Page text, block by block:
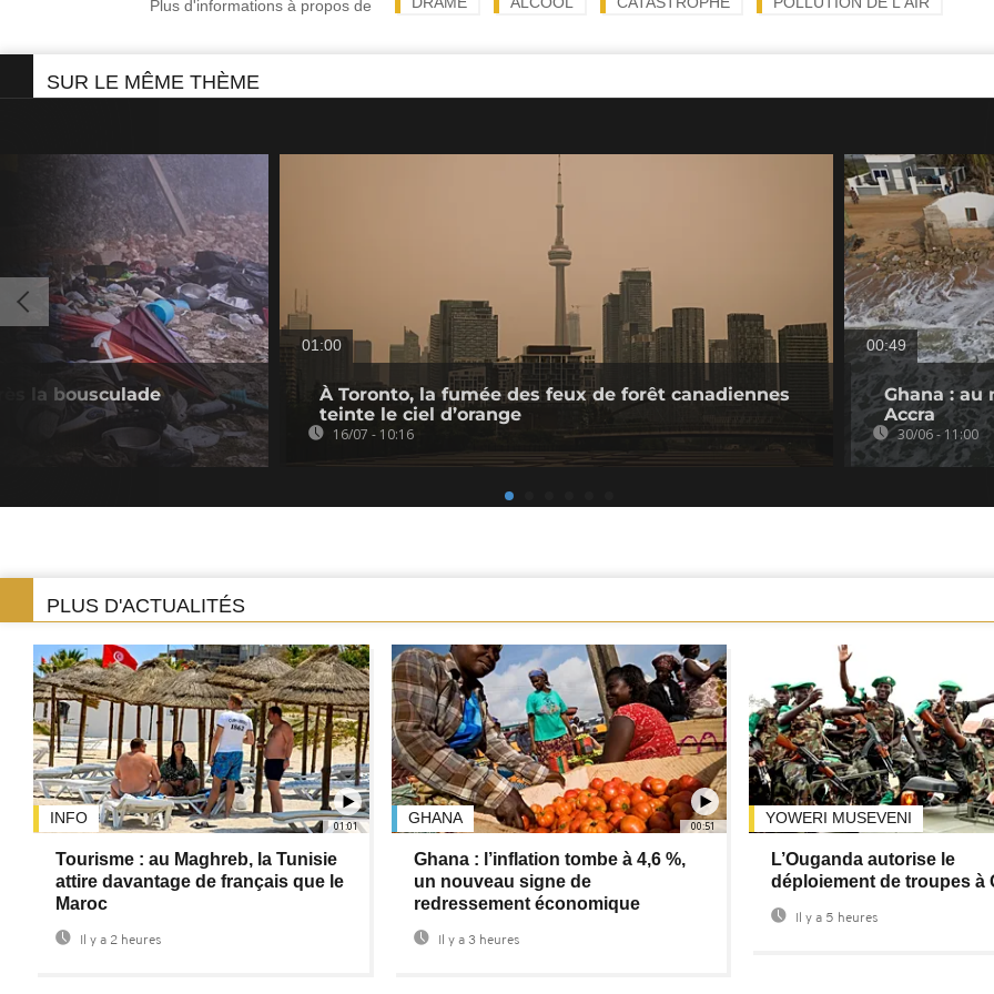
Plus d'informations à propos de
SUR LE MÊME THÈME
la bousculade
01:00
À Toronto, la fumée des feux de forêt canadiennes
teinte le ciel d’orange
16/07 - 10:16
00:49
Ghana : au
Accra
30/06 - 11:00
PLUS D'ACTUALITÉS
01:01
INFO
Tourisme : au Maghreb, la Tunisie
attire davantage de français que le
Maroc
Il y a 2 heures
00:51
GHANA
Ghana : l’inflation tombe à 4,6 %,
un nouveau signe de
redressement économique
Il y a 3 heures
YOWERI MUSEVENI
L’Ouganda autorise le
déploiement de troupes à
Il y a 5 heures